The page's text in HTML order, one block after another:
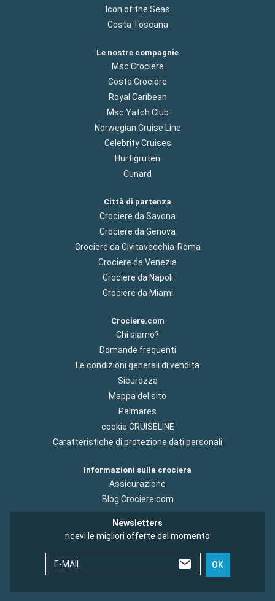
Icon of the Seas
Costa Toscana
Le nostre compagnie
Msc Crociere
Costa Crociere
Royal Caribean
Msc Yatch Club
Norwegian Cruise Line
Celebrity Cruises
Hurtigruten
Cunard
Città di partenza
Crociere da Savona
Crociere da Genova
Crociere da Civitavecchia-Roma
Crociere da Venezia
Crociere da Napoli
Crociere da Miami
Crociere.com
Chi siamo?
Domande frequenti
Le condizioni generali di vendita
Sicurezza
Mappa del sito
Palmares
cookie CRUISELINE
Caratteristiche di protezione dati personali
Informazioni sulla crociera
Assicurazione
Blog Crociere.com
Newsletters
ricevi le migliori offerte del momento
E-MAIL OK